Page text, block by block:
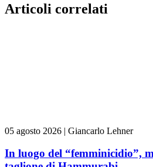
Articoli correlati
05 agosto 2026 | Giancarlo Lehner
In luogo del “femminicidio”,